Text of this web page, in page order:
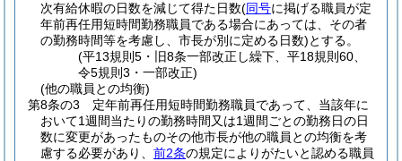
次有給休暇の日数を減じて得た日数(同号に掲げる職員が定
年前再任用短時間勤務職員である場合にあっては、その者
の勤務時間等を考慮し、市長が別に定める日数)とする。
(平13規則5・旧8条一部改正し繰下、平18規則60、
令5規則3・一部改正)
(他の職員との均衡)
第8条の3
定年前再任用短時間勤務職員であって、当該年に
おいて1週間当たりの勤務時間又は1週間ごとの勤務日の日
数に変更があったものその他市長が他の職員との均衡を考
慮する必要があり、 前2条の規定によりがたいと認める職員